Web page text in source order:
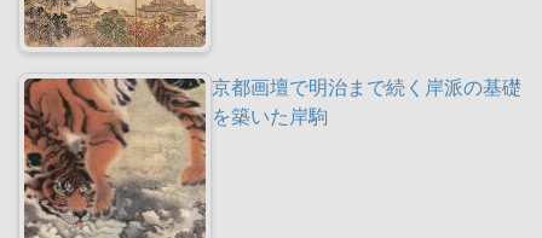
京都画壇で明治まで続く岸派の基礎
を築いた岸駒